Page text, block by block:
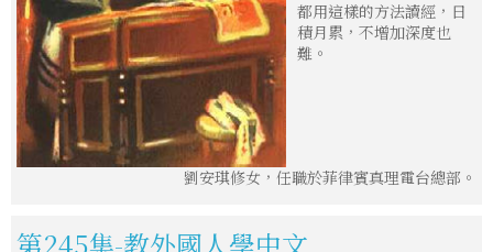
都用這樣的方法讀經，日
積月累，不增加深度也
難。
劉安琪修女，任職於菲律賓真理電台總部。
第245集-教外國人學中文